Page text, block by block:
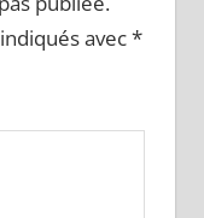
avec*